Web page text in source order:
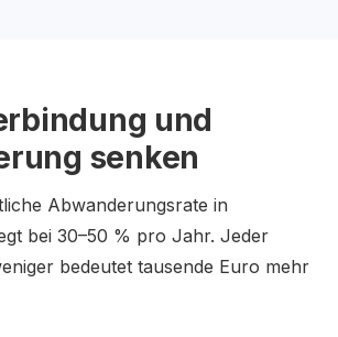
und
senken
Abwanderungsrate in
bei 30–50 % pro Jahr. Jeder
bedeutet tausende Euro mehr